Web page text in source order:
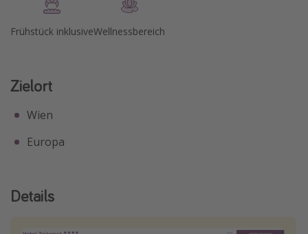
Frühstück inklusiveWellnessbereich
Zielort
Wien
Europa
Details